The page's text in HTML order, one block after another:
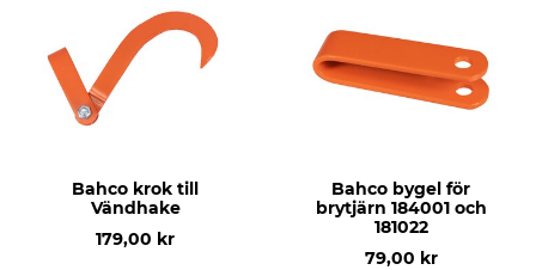
Bahco krok till
Vändhake
179,00 kr
Bahco bygel för
brytjärn 184001 och
181022
79,00 kr